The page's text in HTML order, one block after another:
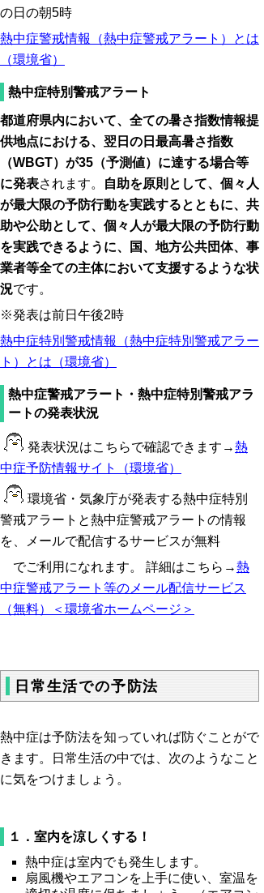
の日の朝5時
熱中症警戒情報（熱中症警戒アラート）とは
（環境省）
熱中症特別警戒アラート
都道府県内において、全ての暑さ指数情報提
供地点における、翌日の日最高暑さ指数
（WBGT）が35（予測値）に達する場合等
に発表されます。
自助を原則として、個々人
が最大限の予防行動を実践するとともに、共
助や公助として、個々人が最大限の予防行動
を実践できるように、国、地方公共団体、事
業者等全ての主体において支援するような状
況です。
※発表は前日午後2時
熱中症特別警戒情報（熱中症特別警戒アラー
ト）とは（環境省）
熱中症警戒アラート・熱中症特別警戒アラ
ートの発表状況
発表状況はこちらで確認できます→熱
中症予防情報サイト（環境省）
環境省・気象庁が発表する熱中症特別
警戒アラートと熱中症警戒アラートの情報
を、メールで配信するサービスが無料
でご利用になれます。 詳細はこちら→熱
中症警戒アラート等のメール配信サービス
（無料）＜環境省ホームページ＞
日常生活での予防法
熱中症は予防法を知っていれば防ぐことがで
きます。日常生活の中では、次のようなこと
に気をつけましょう。
１．室内を涼しくする！
熱中症は室内でも発生します。
扇風機やエアコンを上手に使い、室温を